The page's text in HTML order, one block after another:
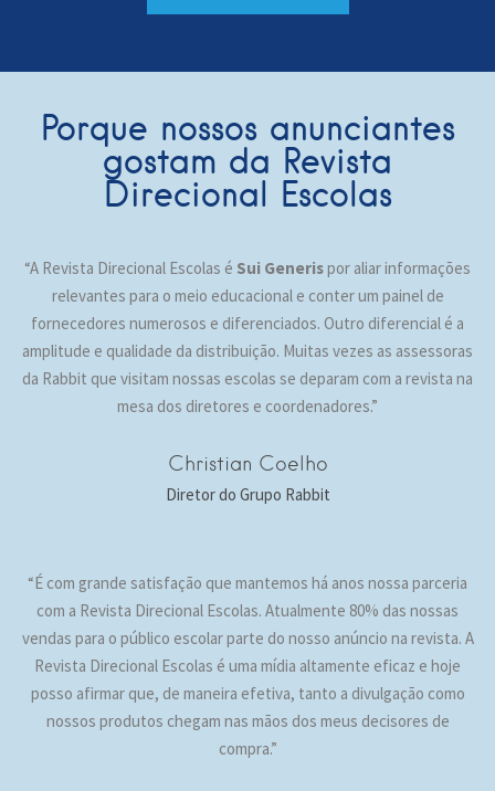
Porque nossos anunciantes
gostam da Revista
Direcional Escolas
“A Revista Direcional Escolas é Sui Generispor aliar informações
relevantes para o meio educacional e conter um painel de
fornecedores numerosos e diferenciados. Outro diferencial é a
amplitude e qualidade da distribuição. Muitas vezes as assessoras
da Rabbit que visitam nossas escolas se deparam com a revista na
mesa dos diretores e coordenadores.”
Christian Coelho
Diretor do Grupo Rabbit
“É com grande satisfação que mantemos há anos nossa parceria
com a Revista Direcional Escolas. Atualmente 80% das nossas
vendas para o público escolar parte do nosso anúncio na revista. A
Revista Direcional Escolas é uma mídia altamente eficaz e hoje
posso afirmar que, de maneira efetiva, tanto a divulgação como
nossos produtos chegam nas mãos dos meus decisores de
compra.”